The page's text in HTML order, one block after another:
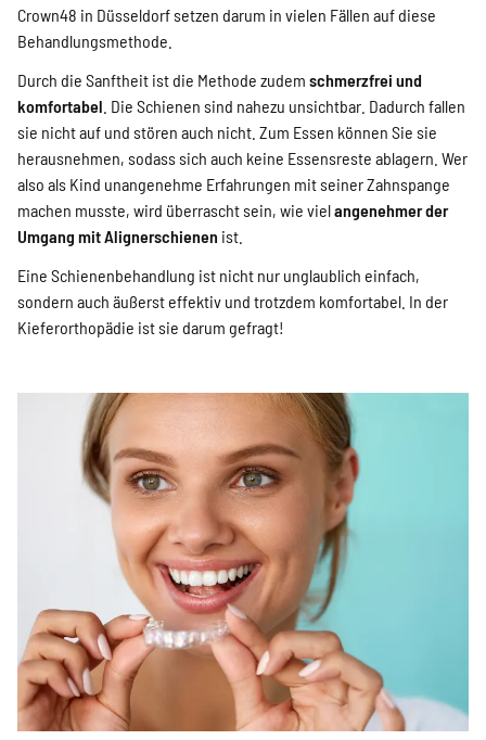
Crown48 in Düsseldorf setzen darum in vielen Fällen auf diese
Behandlungsmethode.
Durch die Sanftheit ist die Methode zudem schmerzfrei und
komfortabel . Die Schienen sind nahezu unsichtbar. Dadurch fallen
sie nicht auf und stören auch nicht. Zum Essen können Sie sie
herausnehmen, sodass sich auch keine Essensreste ablagern. Wer
also als Kind unangenehme Erfahrungen mit seiner Zahnspange
machen musste, wird überrascht sein, wie vielangenehmer der
Umgang mit Alignerschienen ist.
Eine Schienenbehandlung ist nicht nur unglaublich einfach,
sondern auch äußerst effektiv und trotzdem komfortabel. In der
Kieferorthopädie ist sie darum gefragt!